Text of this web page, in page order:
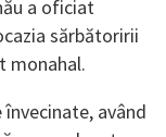
a oficiat
sărbătoririi
monahal.
având